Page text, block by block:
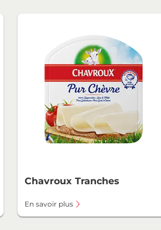
Chavroux Tranches
En savoir plus